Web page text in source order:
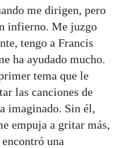
me dirigen, pero
infierno. Me juzgo
tengo a Francis
ha ayudado mucho.
tema que le
las canciones de
imaginado. Sin él,
empuja a gritar más,
una